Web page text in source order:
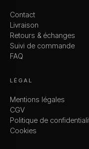
Contact
Livraison
Retours & échanges
Suivi de commande
FAQ
LÉGAL
Mentions légales
CGV
Politique de
Cookies